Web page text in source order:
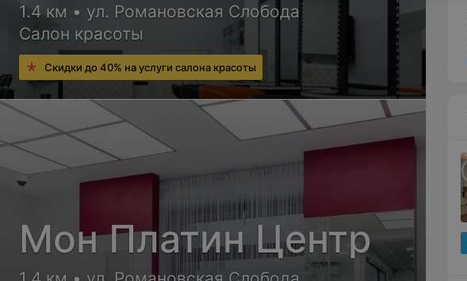
1.4 км • ул. Романовская Слобода
Салон красоты
Скидки до 40% на услуги салона красоты
Мон Платин Центр